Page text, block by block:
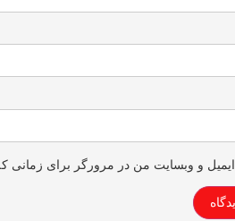
ایمیل و وبسایت من در مرورگر برای زمانی